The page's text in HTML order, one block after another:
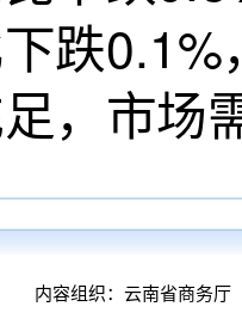
跌0.1%
，市场
内容组织：云南省商务厅